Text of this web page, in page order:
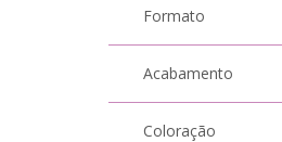
Formato
Acabamento
Coloração